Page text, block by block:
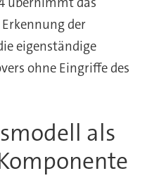
der
eigenständige
ohne Eingriffe des
als